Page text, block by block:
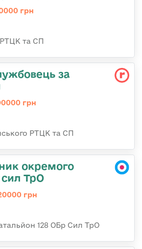
грн
та СП
за
грн
РТЦК та СП
окремого
ТрО
грн
128 ОБр Сил ТрО